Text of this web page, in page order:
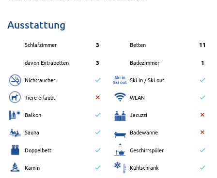
Ausstattung
Schlafzimmer 3 Betten 11
davon Extrabetten 3 Badezimmer 1
Nichtraucher Ski in / Ski out
Tiere erlaubt WLAN
Balkon Jacuzzi
Sauna Badewanne
Doppelbett Geschirrspüler
Kamin Kühlschrank